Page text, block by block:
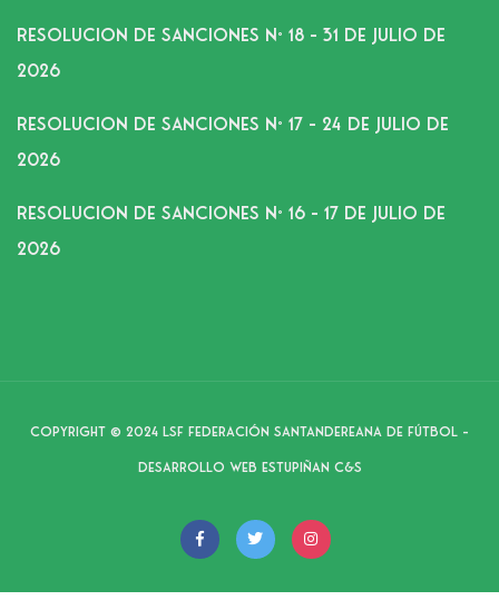
RESOLUCION DE SANCIONES N° 18 – 31 DE JULIO DE
2026
RESOLUCION DE SANCIONES N° 17 – 24 DE JULIO DE
2026
RESOLUCION DE SANCIONES N° 16 – 17 DE JULIO DE
2026
Copyright © 2024 LSF Federación Santandereana de Fútbol –
Desarrollo web Estupiñan C&S